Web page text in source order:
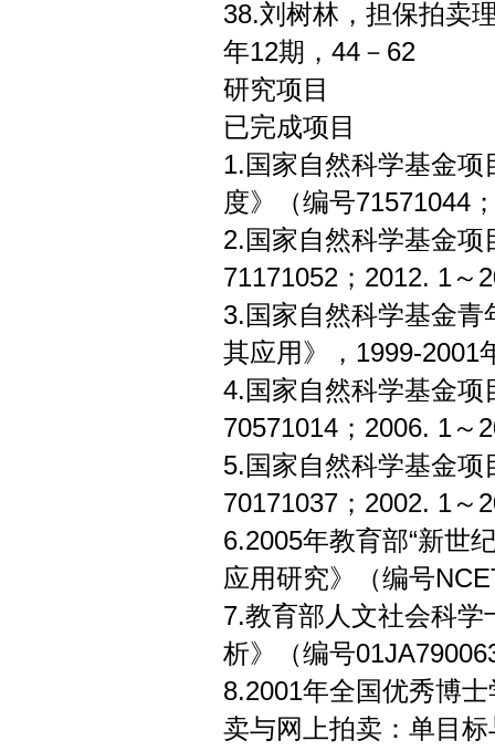
38.刘树林，担保拍卖
年12期，44－62
研究项目
已完成项目
1.国家自然科学基金
度》（编号71571044
2.国家自然科学基金
71171052；2012. 1～
3.国家自然科学基金
其应用》，1999-2001
4.国家自然科学基金
70571014；2006. 1～
5.国家自然科学基金
70171037；2002. 1～
6.2005年教育部“新世
应用研究》（编号
7.教育部人文社会科
析》（编号
8.2001年全国优秀博
卖与网上拍卖：单目